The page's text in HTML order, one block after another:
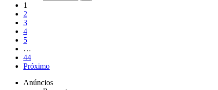
1
2
3
4
5
…
44
Próximo
Anúncios